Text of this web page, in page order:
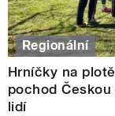
Regionální
Hrníčky na
pochod
lidí